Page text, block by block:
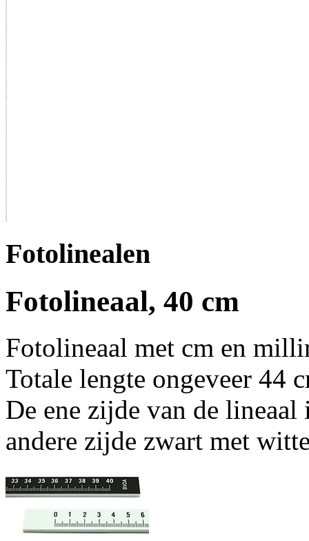
Fotolinealen
Fotolineaal, 40 cm
Fotolineaal met cm en
Totale lengte ongeveer 44
De ene zijde van de
andere zijde zwart met